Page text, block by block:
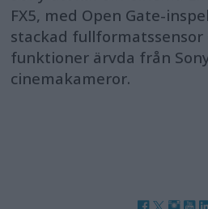
FX5, med Open Gate-
stackad fullformatssensor
funktioner ärvda från
cinemakameror.